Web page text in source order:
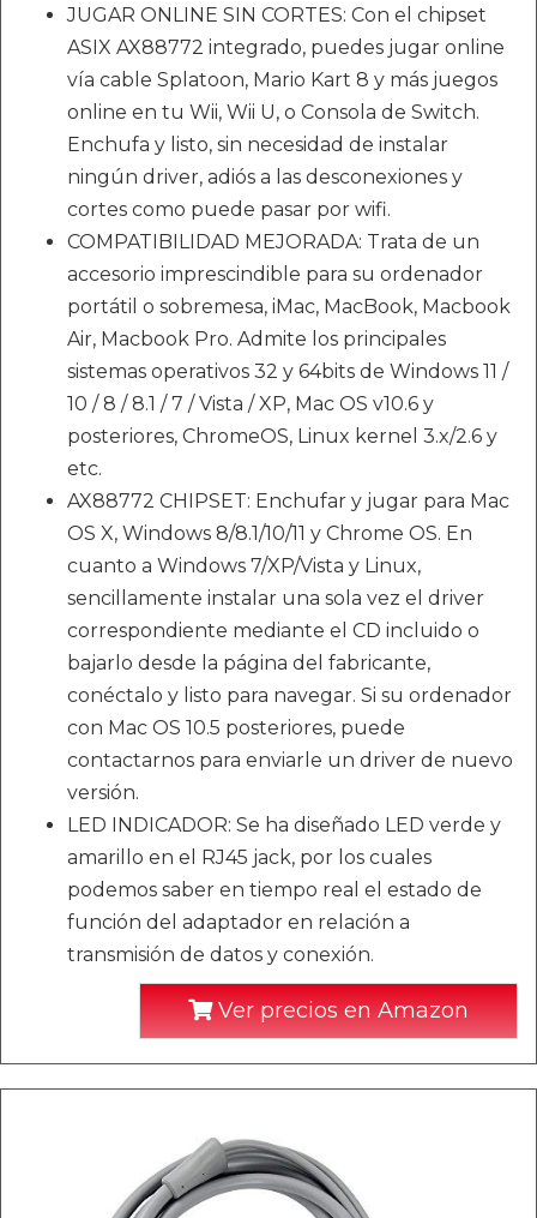
JUGAR ONLINE SIN CORTES: Con el chipset
ASIX AX88772 integrado, puedes jugar online
vía cable Splatoon, Mario Kart 8 y más juegos
online en tu Wii, Wii U, o Consola de Switch.
Enchufa y listo, sin necesidad de instalar
ningún driver, adiós a las desconexiones y
cortes como puede pasar por wifi.
COMPATIBILIDAD MEJORADA: Trata de un
accesorio imprescindible para su ordenador
portátil o sobremesa, iMac, MacBook, Macbook
Air, Macbook Pro. Admite los principales
sistemas operativos 32 y 64bits de Windows 11 /
10 / 8 / 8.1 / 7 / Vista / XP, Mac OS v10.6 y
posteriores, ChromeOS, Linux kernel 3.x/2.6 y
etc.
AX88772 CHIPSET: Enchufar y jugar para Mac
OS X, Windows 8/8.1/10/11 y Chrome OS. En
cuanto a Windows 7/XP/Vista y Linux,
sencillamente instalar una sola vez el driver
correspondiente mediante el CD incluido o
bajarlo desde la página del fabricante,
conéctalo y listo para navegar. Si su ordenador
con Mac OS 10.5 posteriores, puede
contactarnos para enviarle un driver de nuevo
versión.
LED INDICADOR: Se ha diseñado LED verde y
amarillo en el RJ45 jack, por los cuales
podemos saber en tiempo real el estado de
función del adaptador en relación a
transmisión de datos y conexión.
Ver precios en Amazon